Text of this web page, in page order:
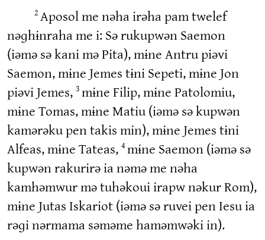
2 Aposol me nəha irəha pam twelef
nəɡhɨnraha me i: Sə rukupwən Saemon
(iəmə sə kani mə Pita), mɨne Antru piəvi
Saemon, mɨne Jemes tɨni Sepeti, mɨne Jon
piəvi Jemes, 3 mɨne Filip, mɨne Patolomiu,
mɨne Tomas, mɨne Matiu (iəmə sə kupwən
kamərəku pen takis min), mɨne Jemes tɨni
Alfeas, mɨne Tateas, 4 mɨne Saemon (iəmə sə
kupwən rakurirə ia nəmə me nəha
kamhəmwur mə tuhəkoui irapw nəkur Rom),
mɨne Jutas Iskariot (iəmə sə ruvei pen Iesu ia
rəɡi nərmama səməme haməmwəki in).